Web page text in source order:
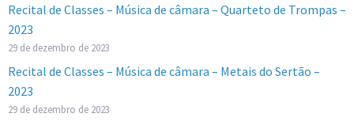
Recital de Classes – Música de câmara – Quarteto de Trompas –
2023
29 de dezembro de 2023
Recital de Classes – Música de câmara – Metais do Sertão –
2023
29 de dezembro de 2023